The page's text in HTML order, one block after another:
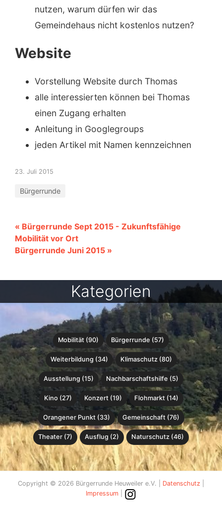
nutzen, warum dürfen wir das
Gemeindehaus nicht kostenlos nutzen?
Website
Vorstellung Website durch Thomas
alle interessierten können bei Thomas
einen Zugang erhalten
Anleitung in Googlegroups
jeden Artikel mit Namen kennzeichnen
23. Juli 2015
Bürgerrunde
« Bürgerrunde Sept 2015 - Zukunftsfähige
Mobilität vor Ort
Bürgerrunde Juni 2015 »
Kategorien
Mobilität (90) Bürgerrunde (57)
Weiterbildung (34) Klimaschutz (80)
Ausstellung (15) Nachbarschaftshilfe (5)
Kino (27) Konzert (19) Flohmarkt (14)
Orangener Punkt (33) Gemeinschaft (76)
Theater (7) Ausflug (2) Naturschutz (46)
Copyright © 2026 Bürgerrunde Heuweiler e.V. | Datenschutz
Impressum